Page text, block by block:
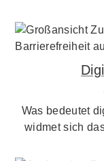
Was bedeutet
widmet sich